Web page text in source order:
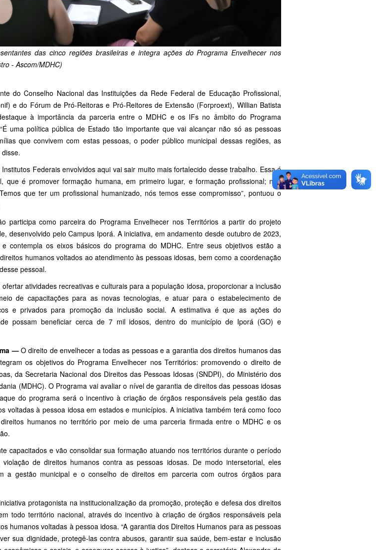
das cinco regiões brasileiras e integra ações do Programa Envelhecer nos
- Ascom/MDHC)
do Conselho Nacional das Instituições da Rede Federal de Educação Profissional,
e do Fórum de Pró-Reitoras e Pró-Reitores de Extensão (Forproext), Willian Batista
à importância da parceria entre o MDHC e os IFs no âmbito do Programa
uma política pública de Estado tão importante que vai alcançar não só as pessoas
que convivem com estas pessoas, o poder público municipal dessas regiões, as
Federais envolvidos aqui vai sair muito mais fortalecido desse trabalho. Essa é
que é promover formação humana, em primeiro lugar, e formação profissional; não
que ter um profissional humanizado, nós temos esse compromisso”, pontuou o
participa como parceira do Programa Envelhecer nos Territórios a partir do projeto
desenvolvido pelo Campus Iporá. A iniciativa, em andamento desde outubro de 2023,
contempla os eixos básicos do programa do MDHC. Entre seus objetivos estão a
humanos voltados ao atendimento às pessoas idosas, bem como a coordenação
pessoal.
atividades recreativas e culturais para a população idosa, proporcionar a inclusão
de capacitações para as novas tecnologias, e atuar para o estabelecimento de
e privados para promoção da inclusão social. A estimativa é que as ações do
possam beneficiar cerca de 7 mil idosos, dentro do município de Iporá (GO) e
—O direito de envelhecer a todas as pessoas e a garantia dos direitos humanos das
os objetivos do Programa Envelhecer nos Territórios: promovendo o direito de
da Secretaria Nacional dos Direitos das Pessoas Idosas (SNDPI), do Ministério dos
(MDHC). O Programa vai avaliar o nível de garantia de direitos das pessoas idosas
do programa será o incentivo à criação de órgãos responsáveis pela gestão das
voltadas à pessoa idosa em estados e municípios. A iniciativa também terá como foco
humanos no território por meio de uma parceria firmada entre o MDHC e os
capacitados e vão consolidar sua formação atuando nos territórios durante o período
de direitos humanos contra as pessoas idosas. De modo intersetorial, eles
a gestão municipal e o conselho de direitos em parceria com outros órgãos para
protagonista na institucionalização da promoção, proteção e defesa dos direitos
todo território nacional, através do incentivo à criação de órgãos responsáveis pela
humanos voltadas à pessoa idosa. “A garantia dos Direitos Humanos para as pessoas
sua dignidade, protegê-las contra abusos, garantir sua saúde, bem-estar e inclusão